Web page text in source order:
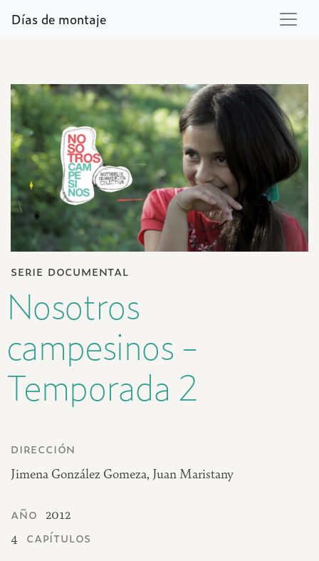
Días de montaje
serie documental
Nosotros
campesinos -
Temporada 2
dirección
Jimena González Gomeza, Juan Maristany
año
2012
4 capítulos